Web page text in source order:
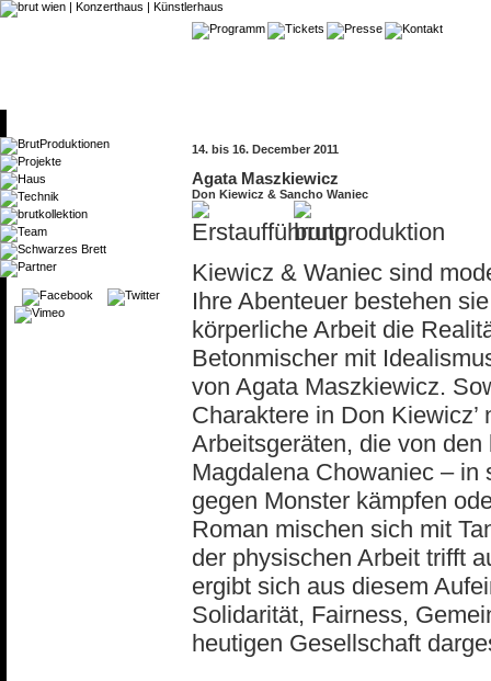
14. bis 16. December 2011
Agata Maszkiewicz
Don Kiewicz & Sancho Waniec
Kiewicz & Waniec sind
Ihre Abenteuer bestehen
körperliche Arbeit die
Betonmischer mit
von Agata Maszkiewicz.
Charaktere in Don
Arbeitsgeräten, die von
Magdalena Chowaniec – in
gegen Monster kämpfen
Roman mischen sich mit
der physischen Arbeit trifft
ergibt sich aus diesem
Solidarität, Fairness,
heutigen Gesellschaft